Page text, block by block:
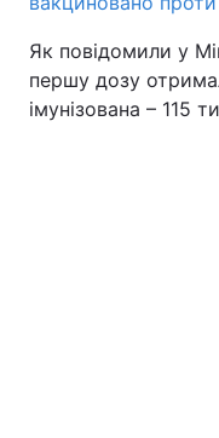
Як повідомили у
першу дозу
імунізована – 115